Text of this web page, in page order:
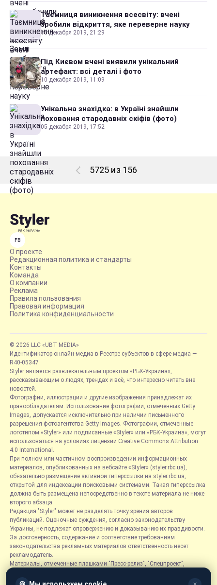
Таємниця виникнення всесвіту: вчені
зробили відкриття, яке переверне науку
15 декабря 2019, 21:29
Під Києвом вчені виявили унікальний
артефакт: всі деталі і фото
10 декабря 2019, 11:09
Унікальна знахідка: в Україні знайшли
поховання стародавніх скіфів (фото)
05 декабря 2019, 17:52
5725 из 156
FB
О проекте
Редакционная политика и стандарты
Контакты
Команда
О компании
Реклама
Правила пользования
Правовая информация
Политика конфиденциальности
© 2026 LLC «UBT MEDIA»
Идентификатор онлайн-медиа в Реестре субъектов в сфере медиа —
R40-05347
Styler является развлекательным проектом «РБК-Украина»,
рассказывающим о людях, трендах и всё, что интересно читать вне
новостей.
Фотографии, иллюстрации и другие изображения принадлежат их
правообладателям. Использование фотографий, отмеченных Getty
Images, допускается исключительно при наличии письменного
разрешения фотоагентства Getty Images. Фотографии, отмеченные
логотипом «Styler» или подписанные «Styler» или «РБК-Украина», могут
использоваться на условиях лицензии Creative Commons Attribution
4.0 International.
При полном или частичном воспроизведении информационных
материалов, опубликованных на вебсайте «Styler» (styler.rbc.ua),
обязательно размещение активной гиперссылки на styler.rbc.ua,
открытой для индексации поисковыми системами. Такая гиперссылка
должна быть размещена непосредственно в тексте материала не ниже
второго абзаца.
Редакция "Styler" может не разделять точку зрения авторов
публикаций. Оценочные суждения, согласно законодательству
Украины, не подлежат опровержению и доказыванию их правдивости.
За достоверность, содержание и соответствие требованиям
законодательства рекламных материалов ответственность несет
рекламодатель.
Материалы, отмеченные плашками "Пресс-релиз", "Спецпроект",
размещаются на правах рекламы.